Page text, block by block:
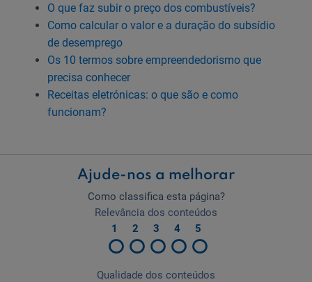
O que faz subir o preço dos combustíveis?
Como calcular o valor e a duração do subsídio
de desemprego
Os 10 termos sobre empreendedorismo que
precisa conhecer
Receitas eletrónicas: o que são e como
funcionam?